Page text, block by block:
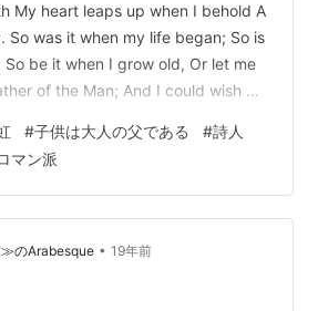
My heart leaps up when I behold A
So was it when my life began; So is
So be it when I grow old, Or let me
of the Man; And I could wish my
#子供は大人の父である #詩人
マン派
のArabesque • 19年前